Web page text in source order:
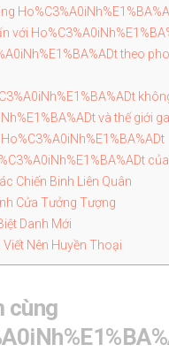
với
theo
và thế giới
Chiến Binh Liên Quân
Cửa Tưởng Tượng
Danh Mới
Viết Nên Huyền Thoại
cùng